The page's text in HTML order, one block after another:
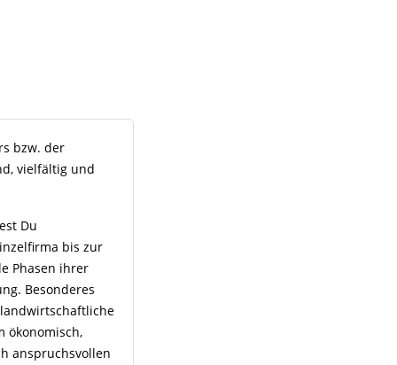
bzw. der
vielfältig und
Du
bis zur
Phasen ihrer
Besonderes
ökonomisch,
anspruchsvollen